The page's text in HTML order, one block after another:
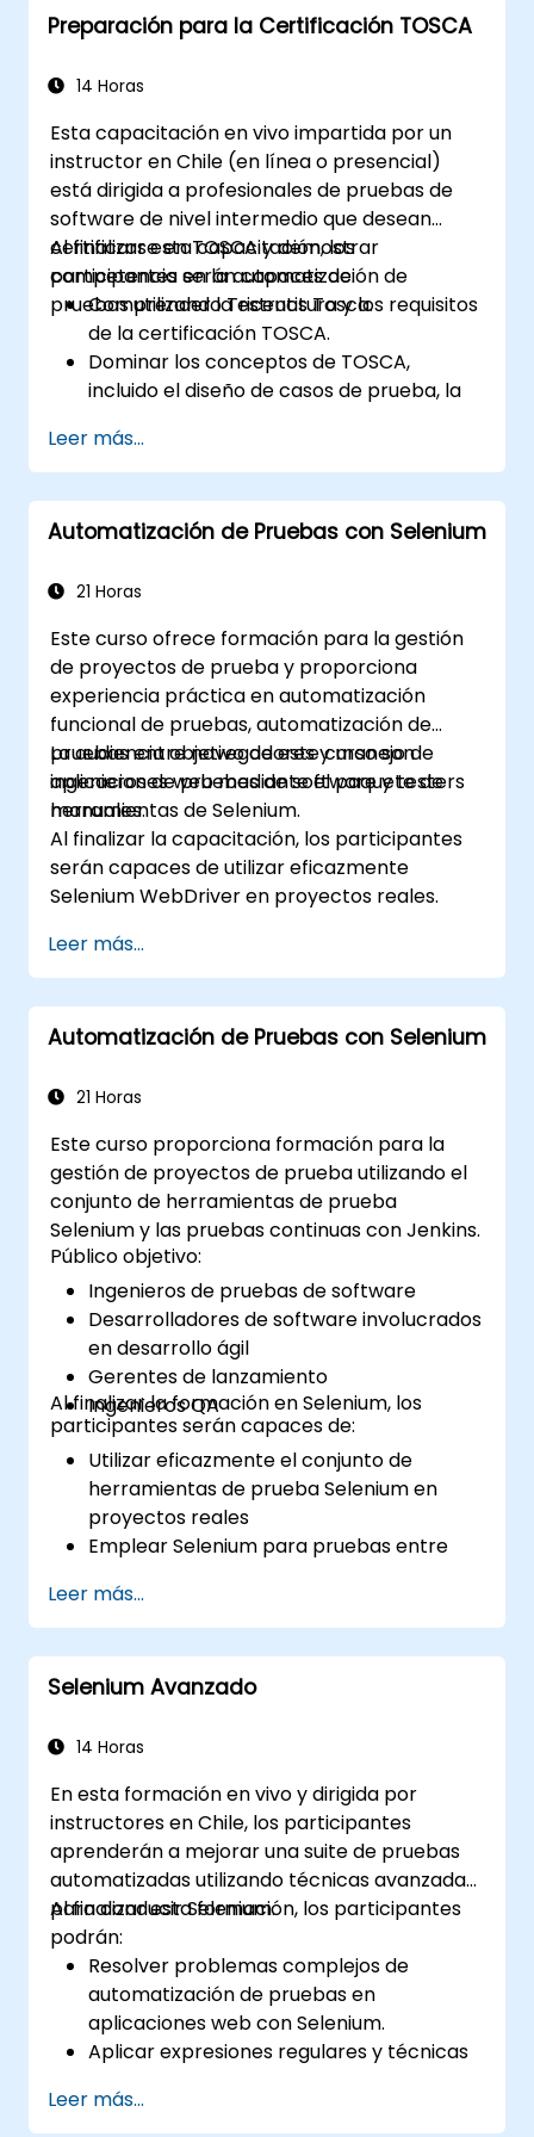
Preparación para la Certificación TOSCA
14 Horas
Esta capacitación en vivo impartida por un
instructor en Chile (en línea o presencial)
está dirigida a profesionales de pruebas de
software de nivel intermedio que desean
certificarse en TOSCA y demostrar
competencia en la automatización de
pruebas utilizando Tricentis Tosca.
Al finalizar esta capacitación, los
participantes serán capaces de:
Comprender la estructura y los requisitos
de la certificación TOSCA.
Dominar los conceptos de TOSCA,
incluido el diseño de casos de prueba, la
Aplicar las mejores prácticas para crear
casos de prueba reutilizables y
mantenibles.
Prepararse para las partes práctica y
TOSCA.
Leer más...
Automatización de Pruebas con Selenium
21 Horas
Este curso ofrece formación para la gestión
de proyectos de prueba y proporciona
experiencia práctica en automatización
funcional de pruebas, automatización de
pruebas entre navegadores y manejo de
aplicaciones web mediante el paquete de
herramientas de Selenium.
La audiencia objetivo de este curso son
ingenieros de pruebas de software y testers
manuales.
Al finalizar la capacitación, los participantes
serán capaces de utilizar eficazmente
Selenium WebDriver en proyectos reales.
Leer más...
Automatización de Pruebas con Selenium
21 Horas
Este curso proporciona formación para la
gestión de proyectos de prueba utilizando el
conjunto de herramientas de prueba
Selenium y las pruebas continuas con Jenkins.
Público objetivo:
Ingenieros de pruebas de software
Desarrolladores de software involucrados
en desarrollo ágil
Gerentes de lanzamiento
Ingenieros QA
Al finalizar la formación en Selenium, los
participantes serán capaces de:
Utilizar eficazmente el conjunto de
herramientas de prueba Selenium en
proyectos reales
Emplear Selenium para pruebas entre
Distribuir las pruebas utilizando Selenium
Grid
Ejecutar pruebas de regresión con
Selenium en Jenkins
periódicos usando Jenkins
Leer más...
Selenium Avanzado
14 Horas
En esta formación en vivo y dirigida por
instructores en Chile, los participantes
aprenderán a mejorar una suite de pruebas
automatizadas utilizando técnicas avanzadas
para conducir Selenium.
Al finalizar esta formación, los participantes
podrán:
Resolver problemas complejos de
automatización de pruebas en
aplicaciones web con Selenium.
Aplicar expresiones regulares y técnicas
Gestionar excepciones que detienen la
Leer más...